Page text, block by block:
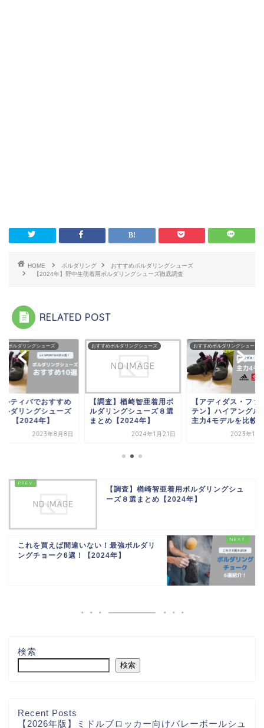
HOME ボルダリング
おすすめボルダリングシューズ
【2024年】野中生萌着用ボルダリングシューズ徹底調査
RELATED POST
めボルダリングシューズ
ルティバでおすすめ
ルダリングシューズ
！【2024年】
2023年8月8日
おすすめボルダリングシューズ
【調査】楢崎智亜着用ボ
ルダリングシューズ８選
まとめ【2024年】
2024年1月21日
おすすめボルダリングシューズ
【アディダス・ファ
テン】ハイアングル
主力4モデルを比較
2023年10
【調査】楢崎智亜着用ボルダリングシュ
ーズ８選まとめ【2024年】
これを買えば間違いない！最強ボルダリ
ングチョーク6選！【2024年】
検索
検索
Recent Posts
【2026年版】ミドルブロッカー向けバレーボールシュ